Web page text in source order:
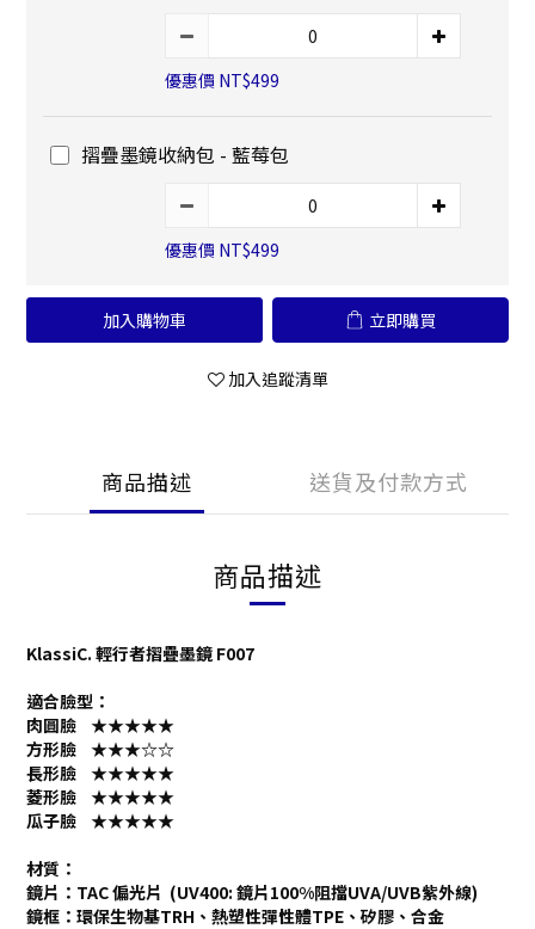
優惠價 NT$499
摺疊墨鏡收納包 - 藍莓包
優惠價 NT$499
加入購物車 立即購買
加入追蹤清單
商品描述 送貨及付款方式
商品描述
KlassiC. 輕行者摺疊墨鏡 F007
適合臉型：
肉圓臉 ★★★★★
方形臉 ★★★☆☆
長形臉 ★★★★★
菱形臉 ★★★★★
瓜子臉 ★★★★★
材質：
鏡片：TAC 偏光片 (UV400: 鏡片100%阻擋UVA/UVB紫外線)
鏡框：環保生物基TRH、熱塑性彈性體TPE、矽膠、合金